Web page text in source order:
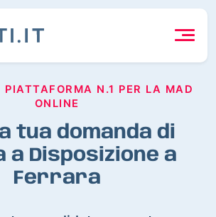
N.1 PER LA MAD
ONLINE
tua domanda di
a Disposizione a
Ferrara